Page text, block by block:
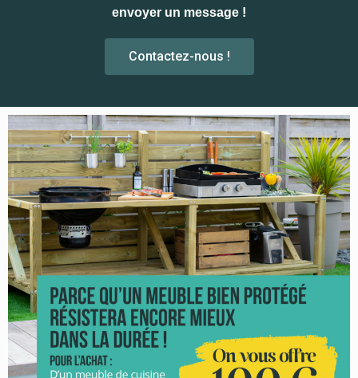
envoyer un message !
Contactez-nous !